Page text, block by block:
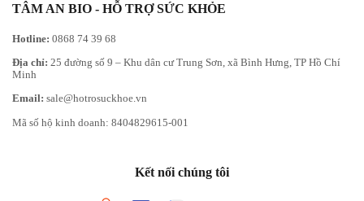
TÂM AN BIO - HỖ TRỢ SỨC KHỎE
Hotline: 0868 74 39 68
Địa chỉ: 25 đường số 9 – Khu dân cư Trung Sơn, xã Bình Hưng, TP Hồ Chí
Minh
Email: sale@hotrosuckhoe.vn
Mã số hộ kinh doanh: 8404829615-001
Kết nối chúng tôi